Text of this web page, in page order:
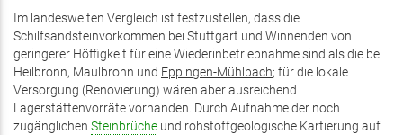
Im landesweiten Vergleich ist festzustellen, dass die
Schilfsandsteinvorkommen bei Stuttgart und Winnenden von
geringerer Höffigkeit für eine Wiederinbetriebnahme sind als die bei
Heilbronn, Maulbronn und Eppingen-Mühlbach; für die lokale
Versorgung (Renovierung) wären aber ausreichend
Lagerstättenvorräte vorhanden. Durch Aufnahme der noch
zugänglichen Steinbrüche und rohstoffgeologische Kartierung auf